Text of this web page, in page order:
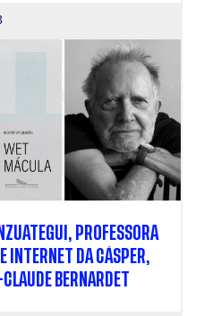
PROFESSORA
INTERNET DA CÁSPER,
BERNARDET